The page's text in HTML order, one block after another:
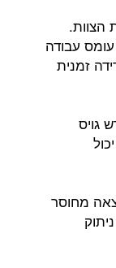
הצוות.
עבודה
זמנית
גויס
מחוסר